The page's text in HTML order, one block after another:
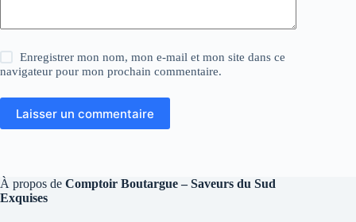
Enregistrer mon nom, mon e-mail et mon site dans ce
navigateur pour mon prochain commentaire.
Laisser un commentaire
À propos de Comptoir Boutargue – Saveurs du Sud
Exquises